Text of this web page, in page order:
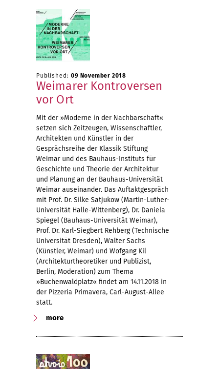
Published: 09 November 2018
Weimarer Kontroversen
vor Ort
Mit der »Moderne in der Nachbarschaft«
setzen sich Zeitzeugen, Wissenschaftler,
Architekten und Künstler in der
Gesprächsreihe der Klassik Stiftung
Weimar und des Bauhaus-Instituts für
Geschichte und Theorie der Architektur
und Planung an der Bauhaus-Universität
Weimar auseinander. Das Auftaktgespräch
mit Prof. Dr. Silke Satjukow (Martin-Luther-
Universität Halle-Wittenberg), Dr. Daniela
Spiegel (Bauhaus-Universität Weimar),
Prof. Dr. Karl-Siegbert Rehberg (Technische
Universität Dresden), Walter Sachs
(Künstler, Weimar) und Wofgang Kil
(Architekturtheoretiker und Publizist,
Berlin, Moderation) zum Thema
»Buchenwaldplatz« findet am 14.11.2018 in
der Pizzeria Primavera, Carl-August-Allee
statt.
more